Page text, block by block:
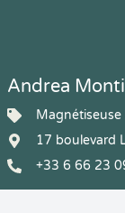
Andrea
17 boulevard
+33 6 66 23